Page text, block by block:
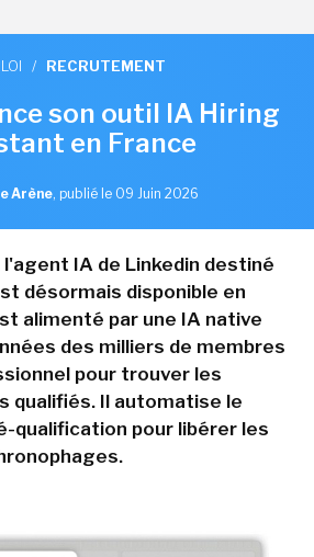
/ RECRUTEMENT
son outil IA Hiring
en France
Arène, publié le 09 Juin 2026
IA de Linkedin destiné
désormais disponible en
alimenté par une IA native
des milliers de membres
pour trouver les
qualifiés. Il automatise le
qualification pour libérer les